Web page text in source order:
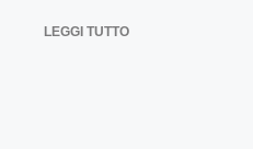
LEGGI TUTTO